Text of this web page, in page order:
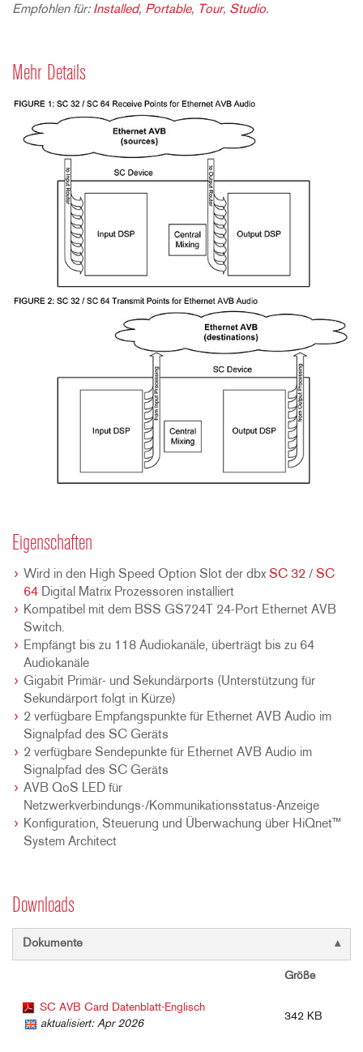
Empfohlen für: Installed, Portable, Tour, Studio.
Mehr Details
Eigenschaften
Wird in den High Speed Option Slot der dbx SC 32 / SC
64 Digital Matrix Prozessoren installiert
Kompatibel mit dem BSS GS724T 24-Port Ethernet AVB
Switch.
Empfängt bis zu 118 Audiokanäle, überträgt bis zu 64
Audiokanäle
Gigabit Primär- und Sekundärports (Unterstützung für
Sekundärport folgt in Kürze)
2 verfügbare Empfangspunkte für Ethernet AVB Audio im
Signalpfad des SC Geräts
2 verfügbare Sendepunkte für Ethernet AVB Audio im
Signalpfad des SC Geräts
AVB QoS LED für
Netzwerkverbindungs-/Kommunikationsstatus-Anzeige
Konfiguration, Steuerung und Überwachung über HiQnet™
System Architect
Downloads
Dokumente
Größe
SC AVB Card Datenblatt-Englisch
aktualisiert: Apr 2026
342 KB